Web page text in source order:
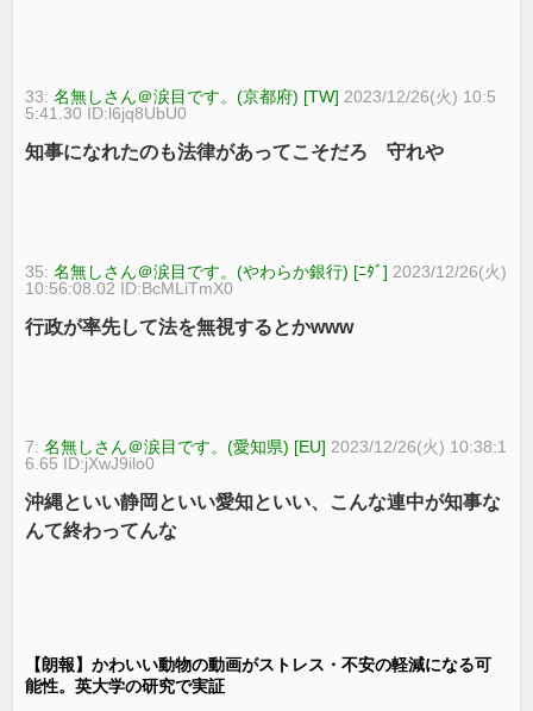
33:名無しさん＠涙目です。(京都府) [TW] 2023/12/26(火) 10:5
5:41.30 ID:l6jq8UbU0
知事になれたのも法律があってこそだろ 守れや
35:名無しさん＠涙目です。(やわらか銀行) [ﾆﾀﾞ] 2023/12/26(火)
10:56:08.02 ID:BcMLiTmX0
行政が率先して法を無視するとかwww
7:名無しさん＠涙目です。(愛知県) [EU] 2023/12/26(火) 10:38:1
6.65 ID:jXwJ9ilo0
沖縄といい静岡といい愛知といい、こんな連中が知事な
んて終わってんな
【朗報】かわいい動物の動画がストレス・不安の軽減になる可
能性。英大学の研究で実証